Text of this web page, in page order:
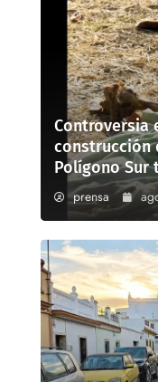
Controversia
construcción
Polígono Sur
prensa